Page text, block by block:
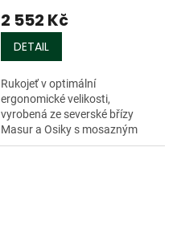
2 552 Kč
DETAIL
Rukojeť v optimální
ergonomické velikosti,
vyrobená ze severské břízy
Masur a Osiky s mosazným
kroužkem. Čepel je ze snadno...